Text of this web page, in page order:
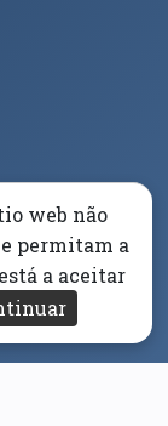
em nova janela)
em nova janela)
web não
permitam a
a aceitar